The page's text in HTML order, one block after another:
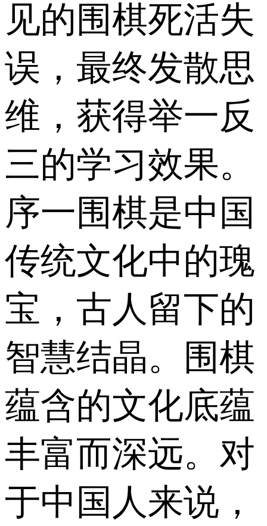
见的围棋死活失
误，最终发散思
维，获得举一反
三的学习效果。
序一围棋是中国
传统文化中的瑰
宝，古人留下的
智慧结晶。围棋
蕴含的文化底蕴
丰富而深远。对
于中国人来说，